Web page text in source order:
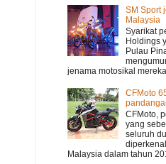
SM Sport
Malaysia
Syarikat
Holdings
Pulau
jenama motosikal
CFMoto
CFMoto,
yang
seluruh
Malaysia dalam tahun